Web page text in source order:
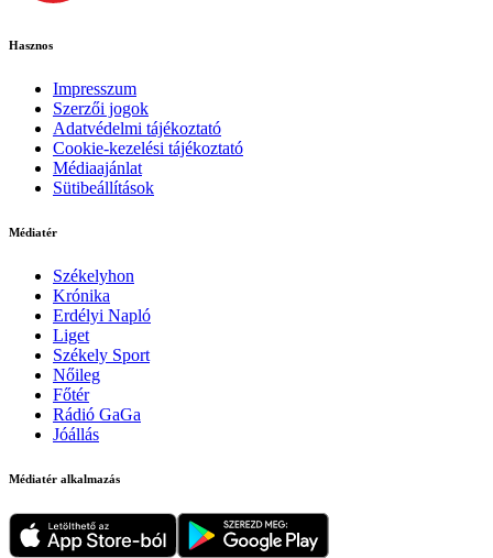
Hasznos
Impresszum
Szerzői jogok
Adatvédelmi tájékoztató
Cookie-kezelési tájékoztató
Médiaajánlat
Sütibeállítások
Médiatér
Székelyhon
Krónika
Erdélyi Napló
Liget
Székely Sport
Nőileg
Főtér
Rádió GaGa
Jóállás
Médiatér alkalmazás